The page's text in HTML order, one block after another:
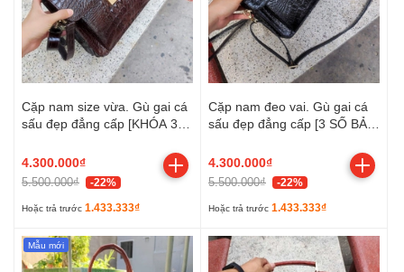
Cặp nam size vừa. Gù gai cá
sấu đẹp đẳng cấp [KHÓA 3
4.300.000₫
5.500.000₫ -22%
Hoặc trả trước 1.433.333₫
Cặp nam đeo vai. Gù gai cá
sấu đẹp đẳng cấp [3 SỐ BẢO
4.300.000₫
5.500.000₫ -22%
Hoặc trả trước 1.433.333₫
Mẫu mới